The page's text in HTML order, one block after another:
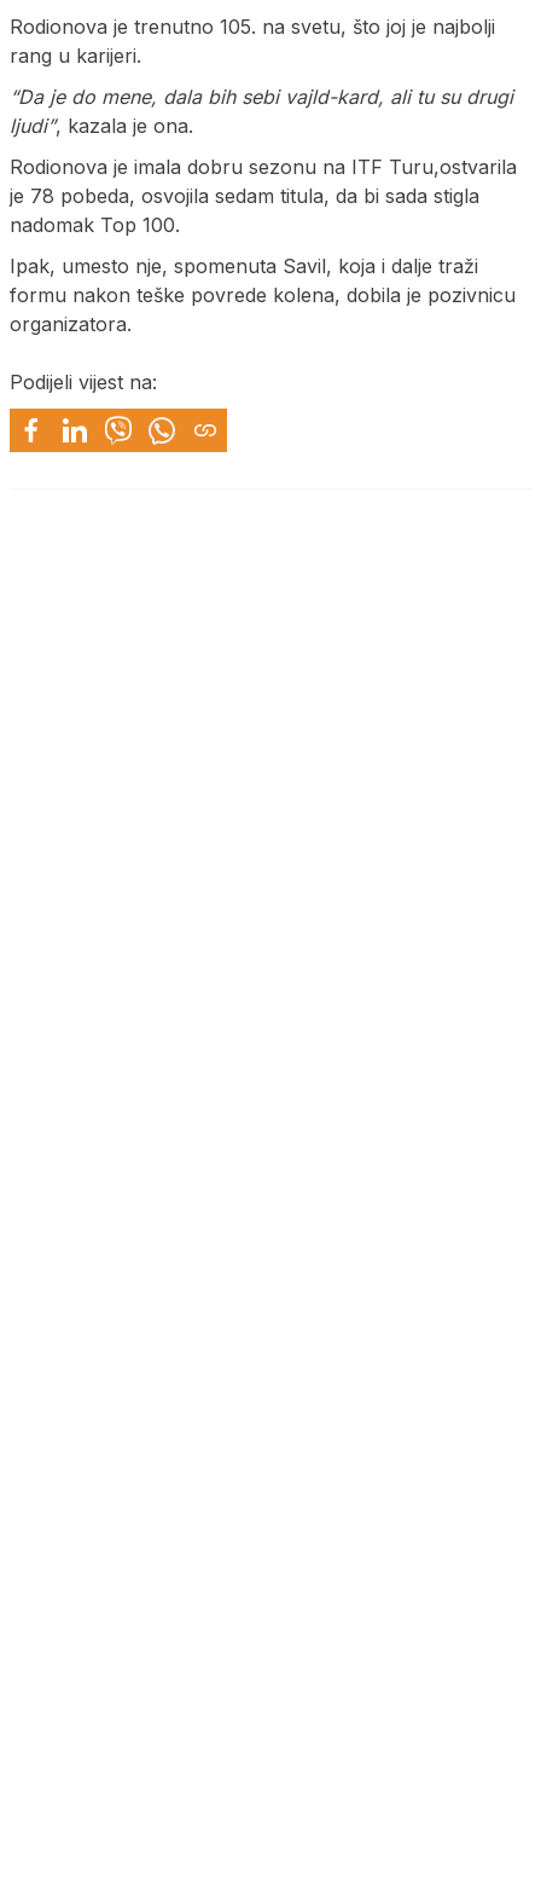
Rodionova je trenutno 105. na svetu, što joj je najbolji
rang u karijeri.
“Da je do mene, dala bih sebi vajld-kard, ali tu su drugi
ljudi”, kazala je ona.
Rodionova je imala dobru sezonu na ITF Turu,ostvarila
je 78 pobeda, osvojila sedam titula, da bi sada stigla
nadomak Top 100.
Ipak, umesto nje, spomenuta Savil, koja i dalje traži
formu nakon teške povrede kolena, dobila je pozivnicu
organizatora.
Podijeli vijest na: